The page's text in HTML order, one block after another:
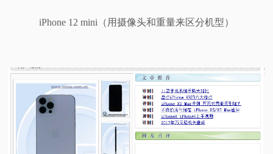
iPhone 12 mini（用摄像头和重量来区分机型）